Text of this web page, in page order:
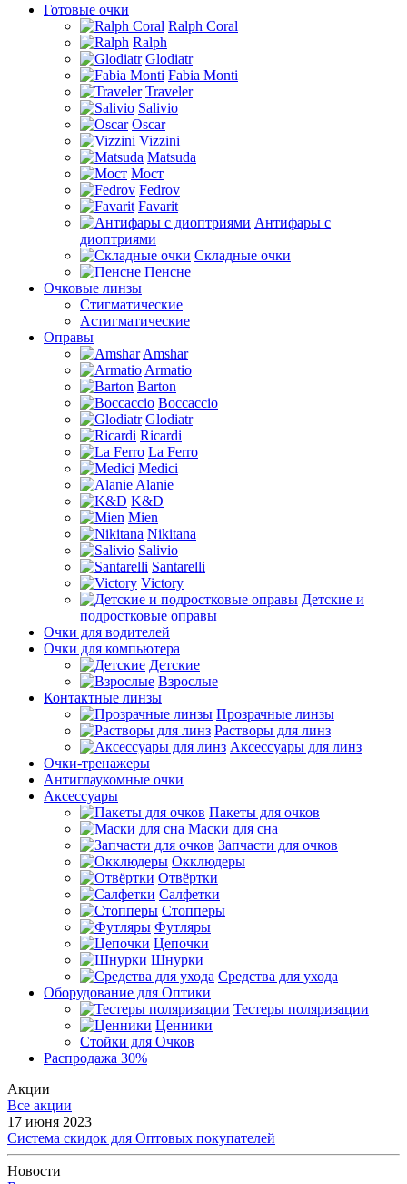
Готовые очки
Ralph Coral
Ralph
Glodiatr
Fabia Monti
Traveler
Salivio
Oscar
Vizzini
Matsuda
Мост
Fedrov
Favarit
Антифары с
диоптриями
Складные очки
Пенсне
Очковые линзы
Стигматические
Астигматические
Оправы
Amshar
Armatio
Barton
Boccaccio
Glodiatr
Ricardi
La Ferro
Medici
Alanie
K&D
Mien
Nikitana
Salivio
Santarelli
Victory
Детские и
подростковые оправы
Очки для водителей
Очки для компьютера
Детские
Взрослые
Контактные линзы
Прозрачные линзы
Растворы для линз
Аксессуары для линз
Очки-тренажеры
Антиглаукомные очки
Аксессуары
Пакеты для очков
Маски для сна
Запчасти для очков
Окклюдеры
Отвёртки
Салфетки
Стопперы
Футляры
Цепочки
Шнурки
Средства для ухода
Оборудование для Оптики
Тестеры поляризации
Ценники
Стойки для Очков
Распродажа 30%
Акции
Все акции
17 июня 2023
Система скидок для Оптовых покупателей
Новости